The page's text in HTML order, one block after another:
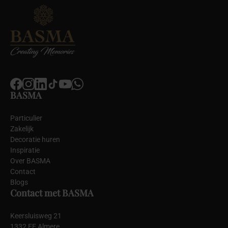
BASMA
Particulier
Zakelijk
Decoratie huren
Inspiratie
Over BASMA
Contact
Blogs
Contact met BASMA
Keersluisweg 21